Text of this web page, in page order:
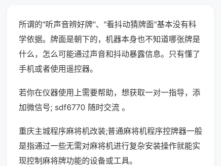
所谓的"听声音辨好牌"、"看抖动猜牌面"基本没有科
学依据。牌面是朝下的，机器本身也不知道哪张牌是
什么，怎么可能通过声音和抖动暴露信息。只有懂了
手机或者使用遥控器。
若你在仪器使用上需要帮助，想获取一对一指导，添
加微信号; sdf6770 随时交流 。
重庆主城程序麻将机改装;普通麻将机程序控牌器一般
是指通过一些无需对麻将机进行复杂安装操作就能实
现控制麻将牌功能的设备或工具。